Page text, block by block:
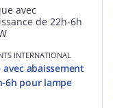
INTERNATIONAL
abaissement
6h pour lampe